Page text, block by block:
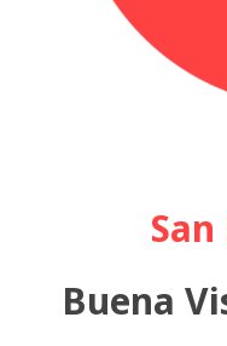
Buena